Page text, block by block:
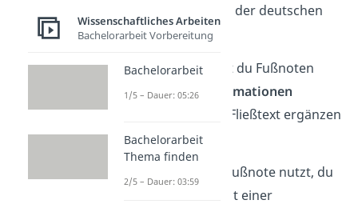
kommt vor allem bei der deutschen
Zitierweise vor.
Zum anderen kannst du Fußnoten
auch fürZusatzinformationen
verwenden, die den Fließtext ergänzen
sollen.
Egal für was du die Fußnote nutzt, du
kennzeichnest sie mit einer
Wissenschaftliches Arbeiten
Bachelorarbeit Vorbereitung
Bachelorarbeit
1/5 – Dauer: 05:26
Bachelorarbeit
Thema finden
2/5 – Dauer: 03:59